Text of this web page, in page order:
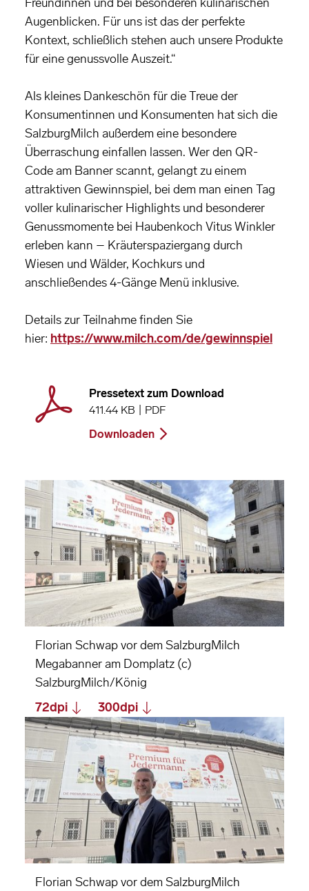
Augenblicken. Für uns ist das der perfekte
Kontext, schließlich stehen auch unsere Produkte
für eine genussvolle Auszeit.“
Als kleines Dankeschön für die Treue der
Konsumentinnen und Konsumenten hat sich die
SalzburgMilch außerdem eine besondere
Überraschung einfallen lassen. Wer den QR-
Code am Banner scannt, gelangt zu einem
attraktiven Gewinnspiel, bei dem man einen Tag
voller kulinarischer Highlights und besonderer
Genussmomente bei Haubenkoch Vitus Winkler
erleben kann – Kräuterspaziergang durch
Wiesen und Wälder, Kochkurs und
anschließendes 4-Gänge Menü inklusive.
Details zur Teilnahme finden Sie
hier: https://www.milch.com/de/gewinnspiel
Pressetext zum Download
411.44 KB | PDF
Downloaden
Florian Schwap vor dem SalzburgMilch
Megabanner am Domplatz (c)
SalzburgMilch/König
72dpi
300dpi
Florian Schwap vor dem SalzburgMilch